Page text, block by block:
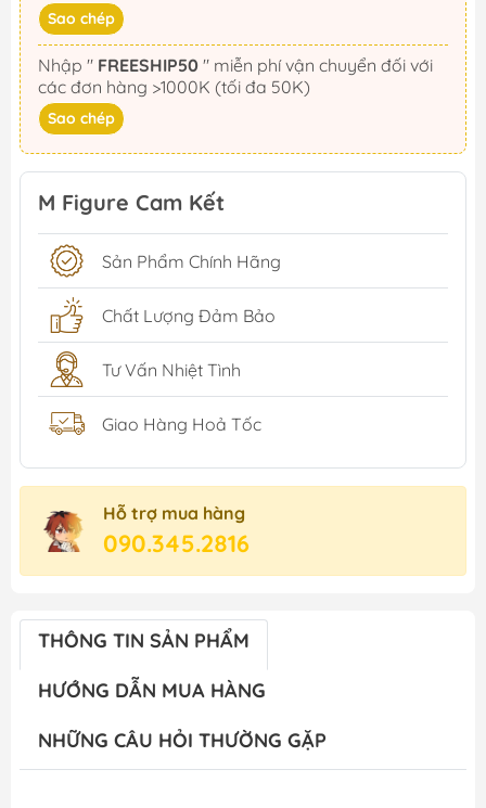
Sao chép
Nhập " FREESHIP50
các đơn hàng >1000K (tối đa 50K)
Sao chép
M Figure Cam Kết
Sản Phẩm Chính Hãng
Chất Lượng Đảm Bảo
Tư Vấn Nhiệt Tình
Giao Hàng Hoả Tốc
Hỗ trợ mua hàng
090.345.2816
THÔNG TIN SẢN PHẨM
HƯỚNG DẪN MUA HÀNG
NHỮNG CÂU HỎI THƯỜNG GẶP